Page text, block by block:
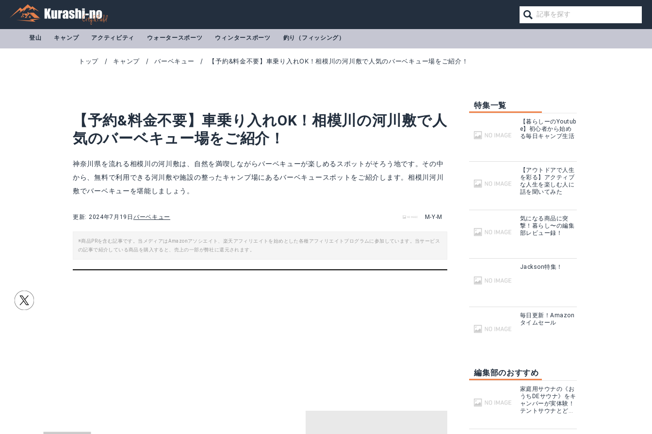
登山 キャンプ アクティビティ ウォータースポーツ ウィンタースポーツ 釣り（フィッシング）
トップ キャンプ バーベキュー 【予約&料金不要】車乗り入れOK！相模川の河川敷で人気のバーベキュー場をご紹介！
【予約&料金不要】車乗り入れOK！相模川の河川敷で人
気のバーベキュー場をご紹介！
神奈川県を流れる相模川の河川敷は、自然を満喫しながらバーベキューが楽しめるスポットがそろう地です。その中
から、無料で利用できる河川敷や施設の整ったキャンプ場にあるバーベキュースポットをご紹介します。相模川河川
敷でバーベキューを堪能しましょう。
更新: 2024年7月19日 バーベキュー M-Y-M
※商品PRを含む記事です。当メディアはAmazonアソシエイト、楽天アフィリエイトを始めとした各種アフィリエイトプログラムに参加しています。当サービス
の記事で紹介している商品を購入すると、売上の一部が弊社に還元されます。
特集一覧
【暮らしーのYoutub
e】初心者から始め
る毎日キャンプ生活
【アウトドアで人生
を彩る】アクティブ
な人生を楽しむ人に
話を聞いてみた
気になる商品に突
撃！暮らし〜の編集
部レビュー録！
Jackson特集！
毎日更新！Amazon
タイムセール
編集部のおすすめ
家庭用サウナの《お
うちDEサウナ》をキ
ャンパーが実体験！
テントサウナとどこ